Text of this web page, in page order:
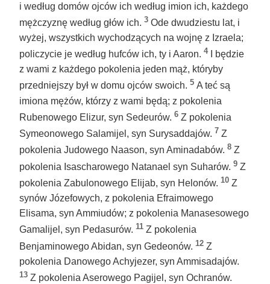
i według domów ojców ich według imion ich, każdego
mężczyznę według głów ich. 3 Ode dwudziestu lat, i
wyżej, wszystkich wychodzących na wojnę z Izraela;
policzycie je według hufców ich, ty i Aaron. 4
I będzie
z wami z każdego pokolenia jeden mąż, któryby
przedniejszy był w domu ojców swoich. 5 A teć są
imiona mężów, którzy z wami będą; z pokolenia
Rubenowego Elizur, syn Sedeurów. 6 Z pokolenia
Symeonowego Salamijel, syn Surysaddajów. 7 Z
pokolenia Judowego Naason, syn Aminadabów. 8 Z
pokolenia Isascharowego Natanael syn Suharów. 9 Z
pokolenia Zabulonowego Elijab, syn Helonów. 10 Z
synów Józefowych, z pokolenia Efraimowego
Elisama, syn Ammiudów; z pokolenia Manasesowego
Gamalijel, syn Pedasurów. 11 Z pokolenia
Benjaminowego Abidan, syn Gedeonów. 12 Z
pokolenia Danowego Achyjezer, syn Ammisadajów.
13 Z pokolenia Aserowego Pagijel, syn Ochranów.